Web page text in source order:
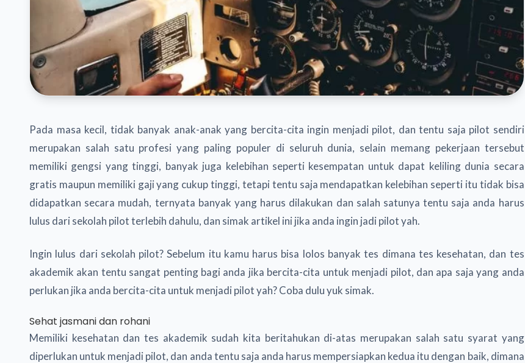
Pada masa kecil, tidak banyak anak-anak yang bercita-cita ingin menjadi pilot, dan tentu saja pilot sendiri
merupakan salah satu profesi yang paling populer di seluruh dunia, selain memang pekerjaan tersebut
memiliki gengsi yang tinggi, banyak juga kelebihan seperti kesempatan untuk dapat keliling dunia secara
gratis maupun memiliki gaji yang cukup tinggi, tetapi tentu saja mendapatkan kelebihan seperti itu tidak bisa
didapatkan secara mudah, ternyata banyak yang harus dilakukan dan salah satunya tentu saja anda harus
lulus dari sekolah pilot terlebih dahulu, dan simak artikel ini jika anda ingin jadi pilot yah.
Ingin lulus dari sekolah pilot? Sebelum itu kamu harus bisa lolos banyak tes dimana tes kesehatan, dan tes
akademik akan tentu sangat penting bagi anda jika bercita-cita untuk menjadi pilot, dan apa saja yang anda
perlukan jika anda bercita-cita untuk menjadi pilot yah? Coba dulu yuk simak.
Sehat jasmani dan rohani
Memiliki kesehatan dan tes akademik sudah kita beritahukan di-atas merupakan salah satu syarat yang
diperlukan untuk menjadi pilot, dan anda tentu saja anda harus mempersiapkan kedua itu dengan baik, dimana